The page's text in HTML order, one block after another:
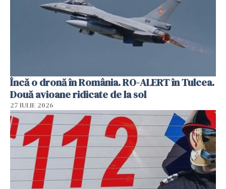
Încă o dronă în România. RO-ALERT în Tulcea.
Două avioane ridicate de la sol
27 IULIE 2026